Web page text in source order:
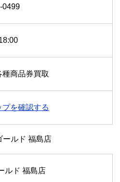
0499
種商品券買取
プを確認する
ールド 福島店
ルド 福島店